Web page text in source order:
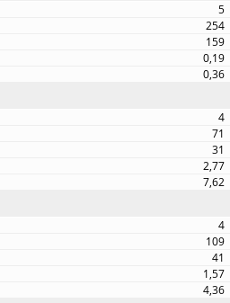
5
254
159
0,19
0,36
4
71
31
2,77
7,62
4
109
41
1,57
4,36